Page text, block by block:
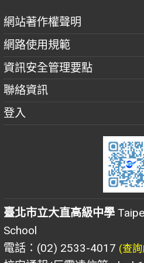
網站著作權聲明
網路使用規範
資訊安全管理要點
聯絡資訊
登入
臺北市立大直高級中學
School
電話：(02) 2533-4017 (查